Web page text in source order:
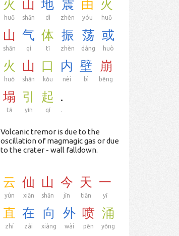
火
huǒ
山
shān
地
dì
震
zhèn
由
yóu
火
huǒ
山
shān
气
qì
体
tǐ
振
zhèn
荡
dàng
或
huò
火
huǒ
山
shān
口
kǒu
内
nèi
壁
bì
崩
bēng
塌
tā
引
yǐn
起
qǐ
.
.
Volcanic tremor is due to the
oscillation of magmagic gas or due
to the crater - wall falldown.
云
yún
仙
xiān
山
shān
今
jīn
天
tiān
一
yī
直
zhí
在
zài
向
xiàng
外
wài
喷
pēn
涌
yǒng